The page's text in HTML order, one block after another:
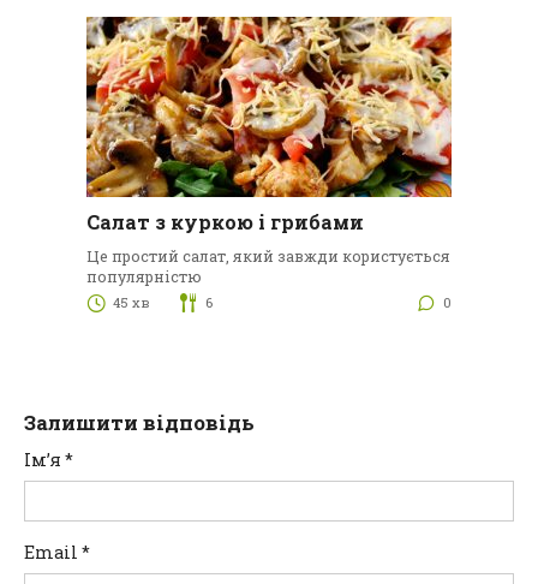
Салат з куркою і грибами
Це простий салат, який завжди користується
популярністю
45 хв 6 0
Залишити відповідь
Ім’я *
Email *